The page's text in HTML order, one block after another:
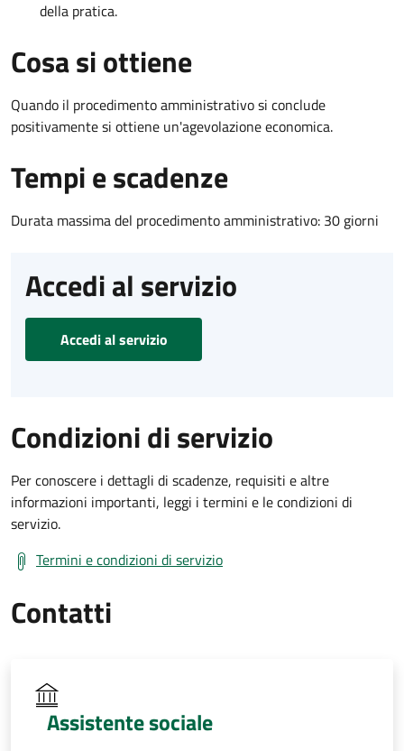
della pratica.
Cosa si ottiene
Quando il procedimento amministrativo si conclude
positivamente si ottiene un'agevolazione economica.
Tempi e scadenze
Durata massima del procedimento amministrativo: 30 giorni
Accedi al servizio
Accedi al servizio
Condizioni di servizio
Per conoscere i dettagli di scadenze, requisiti e altre
informazioni importanti, leggi i termini e le condizioni di
servizio.
Termini e condizioni di servizio
Contatti
Assistente sociale